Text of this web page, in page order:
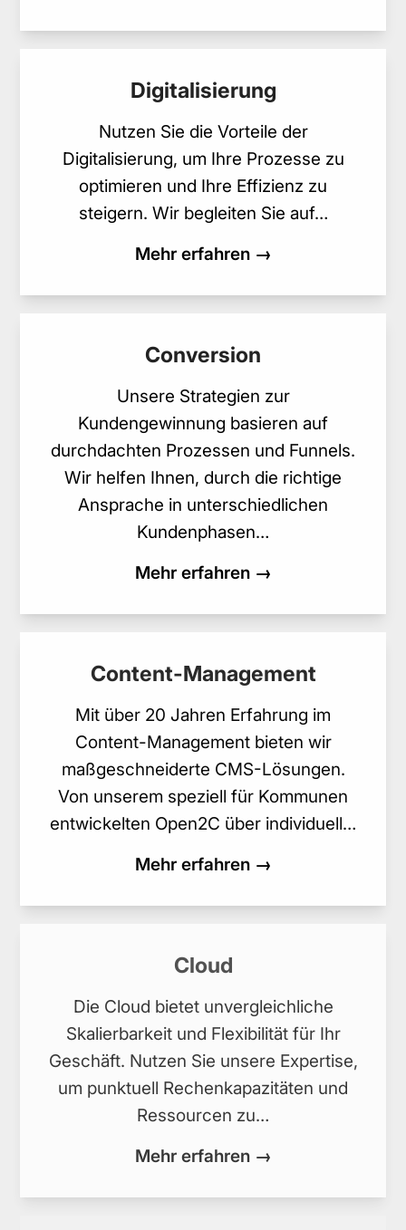
Digitalisierung
Nutzen Sie die Vorteile der
Digitalisierung, um Ihre Prozesse zu
optimieren und Ihre Effizienz zu
steigern. Wir begleiten Sie auf…
Mehr erfahren →
Conversion
Unsere Strategien zur
Kundengewinnung basieren auf
durchdachten Prozessen und Funnels.
Wir helfen Ihnen, durch die richtige
Ansprache in unterschiedlichen
Kundenphasen…
Mehr erfahren →
Content-Management
Mit über 20 Jahren Erfahrung im
Content-Management bieten wir
maßgeschneiderte CMS-Lösungen.
Von unserem speziell für Kommunen
entwickelten Open2C über individuell…
Mehr erfahren →
Cloud
Die Cloud bietet unvergleichliche
Skalierbarkeit und Flexibilität für Ihr
Geschäft. Nutzen Sie unsere Expertise,
um punktuell Rechenkapazitäten und
Ressourcen zu…
Mehr erfahren →